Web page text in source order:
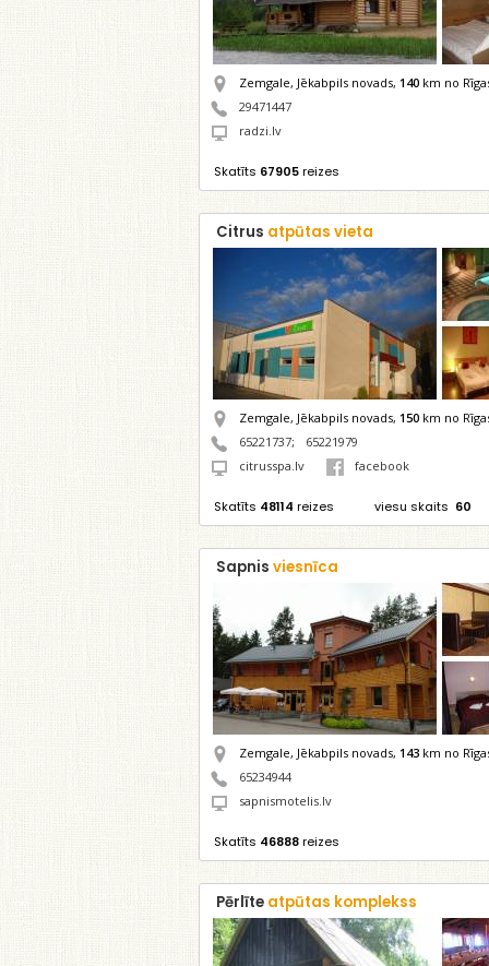
Zemgale, Jēkabpils novads, 140 km no
29471447
radzi.lv
Skatīts 67905reizes
Citrus atpūtas vieta
Zemgale, Jēkabpils novads, 150 km no
65221737;
65221979
citrusspa.lv
facebook
Skatīts 48114 reizes viesu skaits 60
Sapnis viesnīca
Zemgale, Jēkabpils novads, 143 km no
65234944
sapnismotelis.lv
Skatīts 46888reizes
Pērlīte atpūtas komplekss